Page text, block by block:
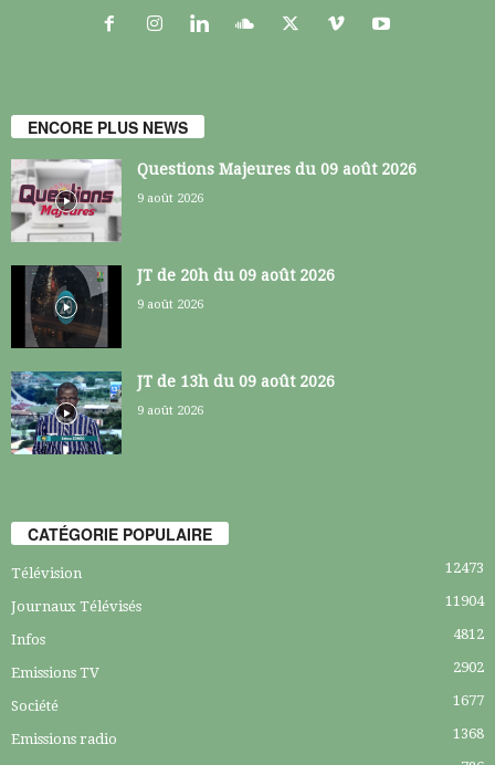
ENCORE PLUS NEWS
Questions Majeures du 09 août 2026
9 août 2026
JT de 20h du 09 août 2026
9 août 2026
JT de 13h du 09 août 2026
9 août 2026
CATÉGORIE POPULAIRE
Télévision 12473
Journaux Télévisés 11904
Infos 4812
Emissions TV 2902
Société 1677
Emissions radio 1368